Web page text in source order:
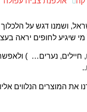
ושמנו דגש על
מי שיגיע לחופים יראה
חיילים, נערים… )
את המוצרים הנלווים